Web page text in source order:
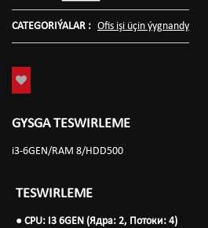
CATEGORIÝALAR : Ofis işi üçin ýygnandy
GYSGA TESWIRLEME
i3-6GEN/RAM 8/HDD500
TESWIRLEME
● ️ CPU: I3 6GEN (Ядра: 2, Потоки: 4)